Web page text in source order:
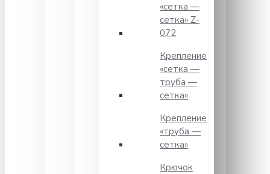
«сетка —
сетка» Z-
072
Крепление
«сетка —
труба —
сетка»
Крепление
«труба —
сетка»
Крючок